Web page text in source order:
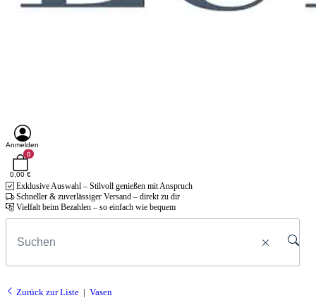
Anmelden
0
0,00 €
Exklusive Auswahl – Stilvoll genießen mit Anspruch
Schneller & zuverlässiger Versand – direkt zu dir
Vielfalt beim Bezahlen – so einfach wie bequem
Zurück zur Liste Vasen